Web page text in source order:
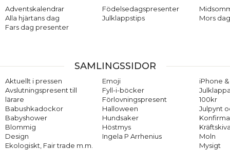
Adventskalendrar
Alla hjärtans dag
Fars dag presenter
Födelsedagspresenter
Julklappstips
Mors
SAMLINGSSIDOR
Aktuellt i pressen
Avslutningspresent till
lärare
Babushkadockor
Babyshower
Blommig
Design
Ekologiskt, Fair trade m.m.
Emoji
Fyll-i-böcker
Förlovningspresent
Halloween
Hundsaker
Höstmys
Ingela P Arrhenius
iPhone
100kr
Julpynt
Moln
Mysigt